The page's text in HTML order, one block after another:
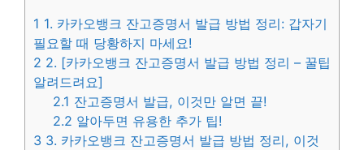
1 1. 카카오뱅크 잔고증명서 발급 방법 정리: 갑자기
필요할 때 당황하지 마세요!
2 2. [카카오뱅크 잔고증명서 발급 방법 정리 – 꿀팁
알려드려요]
2.1 잔고증명서 발급, 이것만 알면 끝!
2.2 알아두면 유용한 추가 팁!
3 3. 카카오뱅크 잔고증명서 발급 방법 정리, 이것